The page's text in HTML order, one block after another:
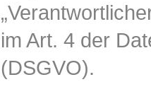
im Art. 4 der
(DSGVO).